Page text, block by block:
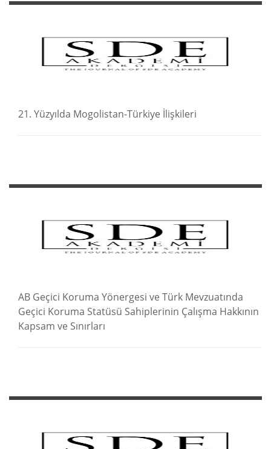
21. Yüzyılda Mogolistan-Türkiye İlişkileri
AB Geçici Koruma Yönergesi ve Türk Mevzuatında
Geçici Koruma Statüsü Sahiplerinin Çalışma Hakkının
Kapsam ve Sınırları